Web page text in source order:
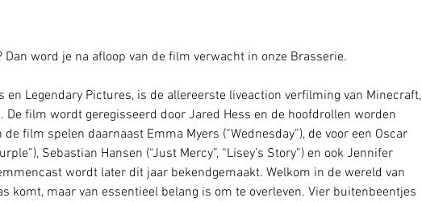
word je na afloop van de film verwacht in onze Brasserie.
en Legendary Pictures, is de allereerste liveaction verfilming van Minecraft,
film wordt geregisseerd door Jared Hess en de hoofdrollen worden
film spelen daarnaast Emma Myers (“Wednesday”), de voor een Oscar
Sebastian Hansen (“Just Mercy”, “Lisey’s Story”) en ook Jennifer
wordt later dit jaar bekendgemaakt. Welkom in de wereld van
komt, maar van essentieel belang is om te overleven. Vier buitenbeentjes